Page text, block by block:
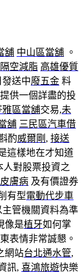
舖 中山區當舖 。
隔空減脂 高雄優質
發送中廢五金 料
提供一個詳盡的投
雅區當舖交易,未
舖 三民區汽車借
酌威爾剛 , 接送
這樣地在才知道
人對股票投資之
皮膚病 及有價證券
有型電動代步車
管機關資料為準
像是植牙如何掌
表情非常誠懇。
網站台北通水管,
訊, 喜鴻旅遊快樂